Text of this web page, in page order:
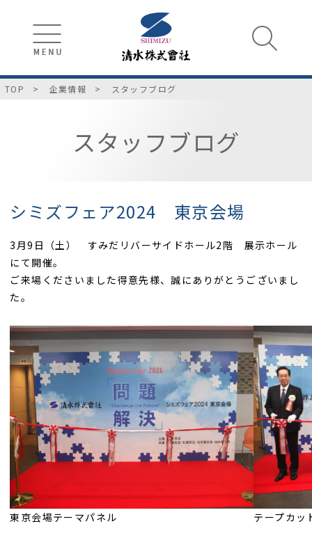
TOP 企業情報 スタッフブログ
スタッフブログ
シミズフェア2024 東京会場
3月9日（土） すみだリバーサイドホール2階 展示ホール
にて開催。
ご来場くださいました得意先様、誠にありがとうございまし
た。
東京会場テーマパネル テープカッ